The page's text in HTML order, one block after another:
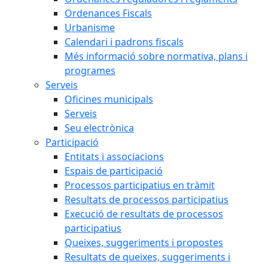
Ordenances Fiscals
Urbanisme
Calendari i padrons fiscals
Més informació sobre normativa, plans i
programes
Serveis
Oficines municipals
Serveis
Seu electrònica
Participació
Entitats i associacions
Espais de participació
Processos participatius en tràmit
Resultats de processos participatius
Execució de resultats de processos
participatius
Queixes, suggeriments i propostes
Resultats de queixes, suggeriments i